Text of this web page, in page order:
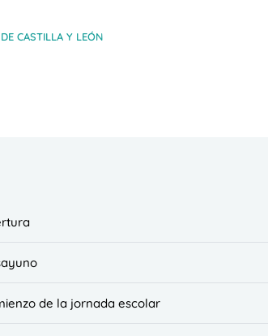
CASTILLA Y LEÓN
de la jornada escolar